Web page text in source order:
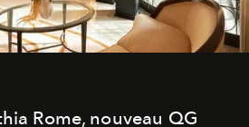
Rome, nouveau QG